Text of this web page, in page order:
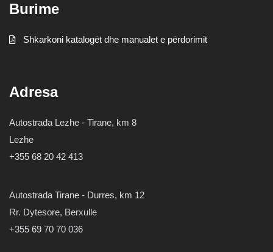
Burime
Shkarkoni katalogët dhe manualet e përdorimit
Adresa
Autostrada Lezhe - Tirane, km 8
Lezhe
+355 68 20 42 413
Autostrada Tirane - Durres, km 12
Rr. Dytesore, Berxulle
+355 69 70 70 036